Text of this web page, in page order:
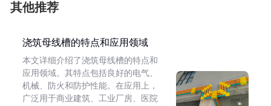
其他推荐
浇筑母线槽的特点和应用领域
本文详细介绍了浇筑母线槽的特点和
应用领域。其特点包括良好的电气、
机械、防火和防护性能。在应用上，
广泛用于商业建筑、工业厂房、医院